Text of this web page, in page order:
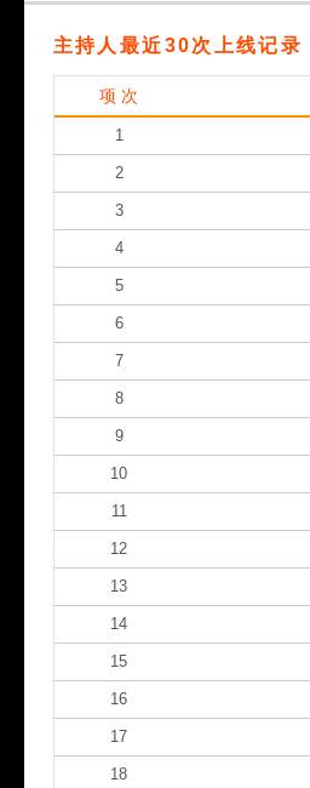
主持人最近30次上线记录
项 次
1
2
3
4
5
6
7
8
9
10
11
12
13
14
15
16
17
18